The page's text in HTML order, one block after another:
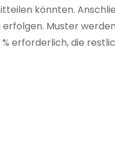
könnten.
Muster
erforderlich, die